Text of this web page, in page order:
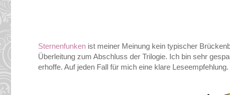
Sternenfunken ist meiner Meinung kein typischer
Überleitung zum Abschluss der Trilogie. Ich bin sehr
erhoffe. Auf jeden Fall für mich eine klare Leseempfehlung.